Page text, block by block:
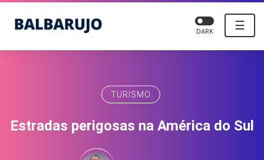
☰
DARK
TURISMO
Estradas perigosas na América do Sul